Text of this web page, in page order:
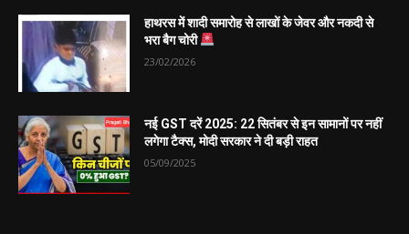
हाथरस में शादी समारोह से लाखों के जेवर और नकदी से
भरा बैग चोरी
23/02/2026
नई GST दरें 2025: 22 सितंबर से इन सामानों पर नहीं
लगेगा टैक्स, मोदी सरकार ने दी बड़ी राहत
05/09/2025